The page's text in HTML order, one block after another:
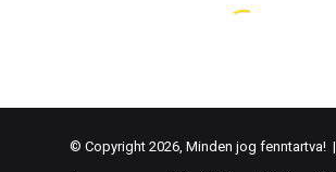
© Copyright 2026, Minden jog fenntartva! |